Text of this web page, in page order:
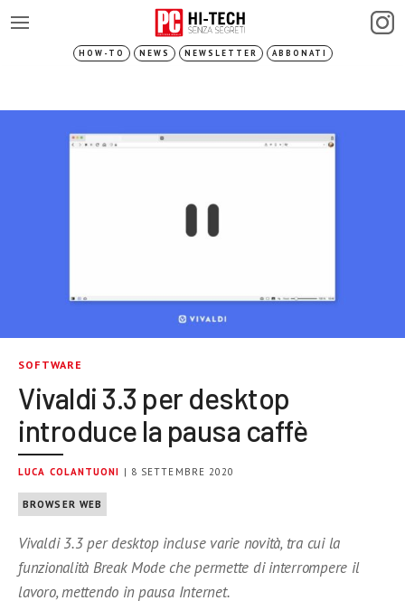
HOW-TO NEWS NEWSLETTER ABBONATI
SOFTWARE
Vivaldi 3.3 per desktop
introduce la pausa caffè
LUCA COLANTUONI | 8 SETTEMBRE 2020
BROWSER WEB
Vivaldi 3.3 per desktop incluse varie novità, tra cui la
funzionalità Break Mode che permette di interrompere il
lavoro, mettendo in pausa Internet.